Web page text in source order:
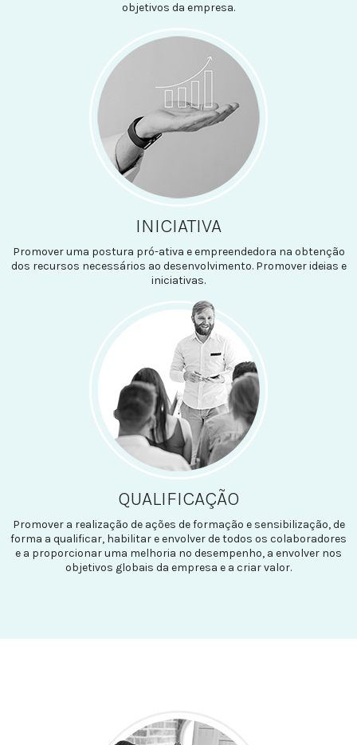
objetivos da empresa.
INICIATIVA
Promover uma postura pró-ativa e empreendedora na obtenção
dos recursos necessários ao desenvolvimento. Promover ideias e
iniciativas.
QUALIFICAÇÃO
Promover a realização de ações de formação e sensibilização, de
forma a qualificar, habilitar e envolver de todos os colaboradores
e a proporcionar uma melhoria no desempenho, a envolver nos
objetivos globais da empresa e a criar valor.